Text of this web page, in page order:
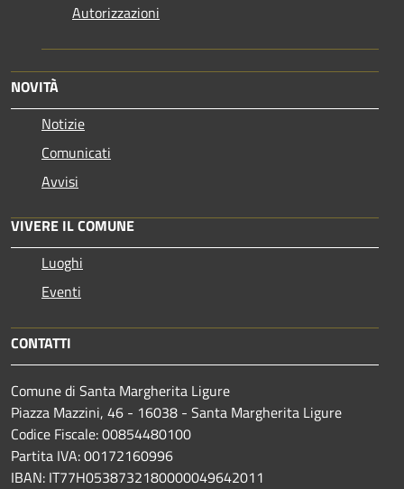
Autorizzazioni
NOVITÀ
Notizie
Comunicati
Avvisi
VIVERE IL COMUNE
Luoghi
Eventi
CONTATTI
Comune di Santa Margherita Ligure
Piazza Mazzini, 46 - 16038 - Santa Margherita Ligure
Codice Fiscale: 00854480100
Partita IVA: 00172160996
IBAN: IT77H0538732180000049642011